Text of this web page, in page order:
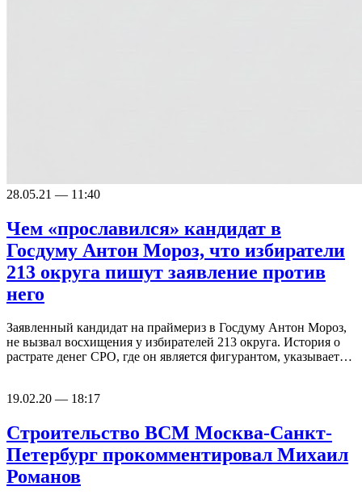
28.05.21 — 11:40
Чем «прославился» кандидат в
Госдуму Антон Мороз, что избиратели
213 округа пишут заявление против
него
Заявленный кандидат на праймериз в Госдуму Антон Мороз,
не вызвал восхищения у избирателей 213 округа. История о
растрате денег СРО, где он является фигурантом, указывает…
19.02.20 — 18:17
Строительство ВСМ Москва-Санкт-
Петербург прокомментировал Михаил
Романов